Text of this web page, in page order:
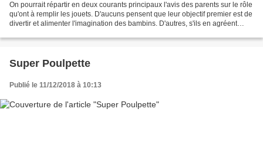
On pourrait répartir en deux courants principaux l'avis des parents sur le rôle
qu'ont à remplir les jouets. D'aucuns pensent que leur objectif premier est de
divertir et alimenter l'imagination des bambins. D'autres, s'ils en agréent
Super Poulpette
Publié le 11/12/2018 à 10:13